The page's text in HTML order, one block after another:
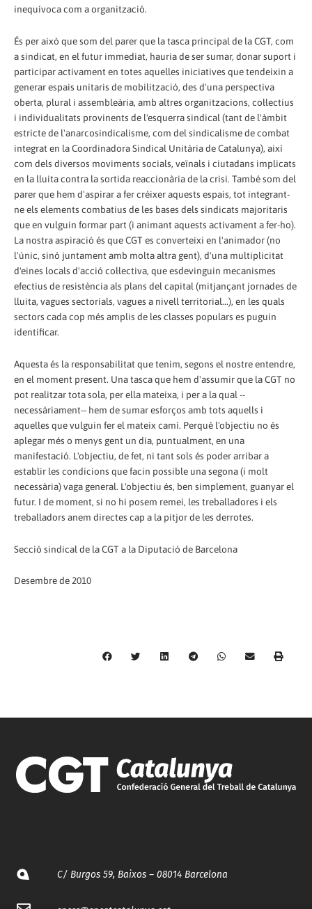
inequívoca com a organització.
És per això que som del parer que la tasca principal de la CGT, com
a sindicat, en el futur immediat, hauria de ser sumar, donar suport i
participar activament en totes aquelles iniciatives que tendeixin a
generar espais unitaris de mobilització, des d'una perspectiva
oberta, plural i assembleària, amb altres organitzacions, col·lectius
i individualitats provinents de l'esquerra sindical (tant de l'àmbit
estricte de l'anarcosindicalisme, com del sindicalisme de combat
integrat en la Coordinadora Sindical Unitària de Catalunya), així
com dels diversos moviments socials, veïnals i ciutadans implicats
en la lluita contra la sortida reaccionària de la crisi. També som del
parer que hem d'aspirar a fer créixer aquests espais, tot integrant-
ne els elements combatius de les bases dels sindicats majoritaris
que en vulguin formar part (i animant aquests activament a fer-ho).
La nostra aspiració és que CGT es converteixi en l'animador (no
l'únic, sinó juntament amb molta altra gent), d'una multiplicitat
d'eines locals d'acció col·lectiva, que esdevinguin mecanismes
efectius de resistència als plans del capital (mitjançant jornades de
lluita, vagues sectorials, vagues a nivell territorial...), en les quals
sectors cada cop més amplis de les classes populars es puguin
identificar.
Aquesta és la responsabilitat que tenim, segons el nostre entendre,
en el moment present. Una tasca que hem d'assumir que la CGT no
pot realitzar tota sola, per ella mateixa, i per a la qual --
necessàriament-- hem de sumar esforços amb tots aquells i
aquelles que vulguin fer el mateix camí. Perquè l'objectiu no és
aplegar més o menys gent un dia, puntualment, en una
manifestació. L'objectiu, de fet, ni tant sols és poder arribar a
establir les condicions que facin possible una segona (i molt
necessària) vaga general. L'objectiu és, ben simplement, guanyar el
futur. I de moment, si no hi posem remei, les treballadores i els
treballadors anem directes cap a la pitjor de les derrotes.
Secció sindical de la CGT a la Diputació de Barcelona
Desembre de 2010
C/ Burgos 59, Baixos – 08014 Barcelona